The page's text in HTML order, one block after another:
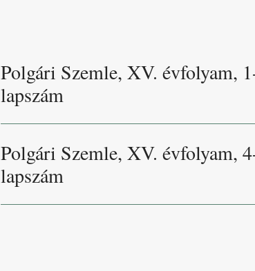
Polgári Szemle, XV. évfolyam,
lapszám
Polgári Szemle, XV. évfolyam,
lapszám